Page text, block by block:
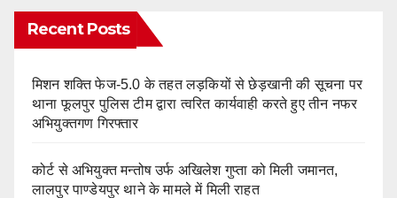
Recent Posts
मिशन शक्ति फेज-5.0 के तहत लड़कियों से छेड़खानी की सूचना पर
थाना फूलपुर पुलिस टीम द्वारा त्वरित कार्यवाही करते हुए तीन नफर
अभियुक्तगण गिरफ्तार
कोर्ट से अभियुक्त मन्तोष उर्फ अखिलेश गुप्ता को मिली जमानत,
लालपुर पाण्डेयपुर थाने के मामले में मिली राहत